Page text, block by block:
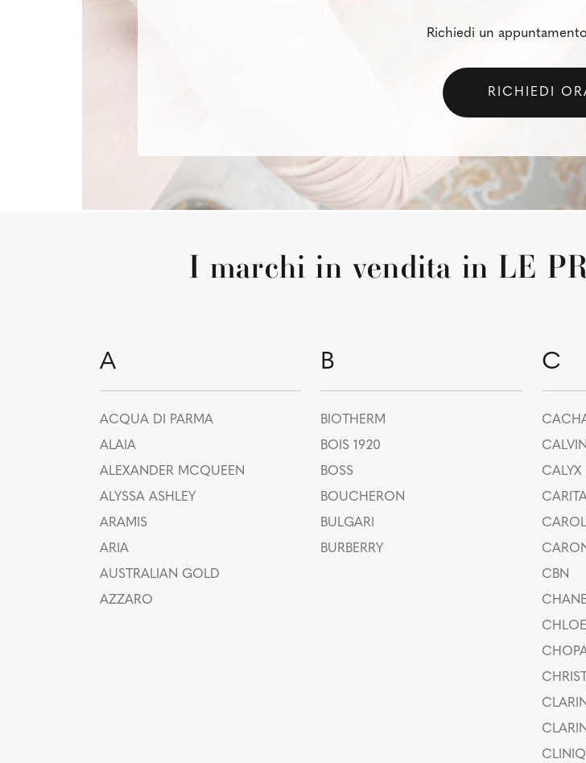
Richiedi un
RICHIEDI
I marchi in vendita in LE
A
ACQUA DI PARMA
ALAIA
ALEXANDER MCQUEEN
ALYSSA ASHLEY
ARAMIS
ARIA
AUSTRALIAN GOLD
AZZARO
B
BIOTHERM
BOIS 1920
BOSS
BOUCHERON
BULGARI
BURBERRY
C
CALYX
CBN